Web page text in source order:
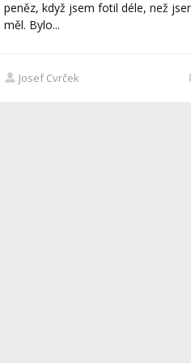
peněz, když jsem fotil déle, než
měl. Bylo...
Josef Cvrček